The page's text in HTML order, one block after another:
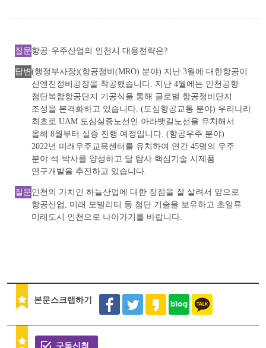
질문항공·우주산업의 인천시 대응전략은?
답변(행정부사장)(항공정비(MRO) 분야) 지난 3월에 대한항공이
신엔진정비공장을 착공했습니다. 지난 4월에는 인천공항
첨단복합항공단지 기공식을 통해 글로벌 항공정비단지
조성을 본격화하고 있습니다. (도심항공교통 분야) 우리나라
최초로 UAM 도심실증노선인 아라뱃길노선을 유치해서
올해 8월부터 실증 진행 예정입니다. (항공우주 분야)
2022년 미래우주교육센터를 유치하여 연간 45명의 우주
분야 석·박사를 양성하고 달 탐사 핵심기술 시제품
연구개발을 추진하고 있습니다.
질문인천의 가치인 하늘산업에 대한 장점을 잘 살려서 앞으로
항공산업, 미래 모빌리티 등 첨단 기술을 보유하고 초일류
미래도시 인천으로 나아가기를 바랍니다.
본문스크랩하기
구독신청